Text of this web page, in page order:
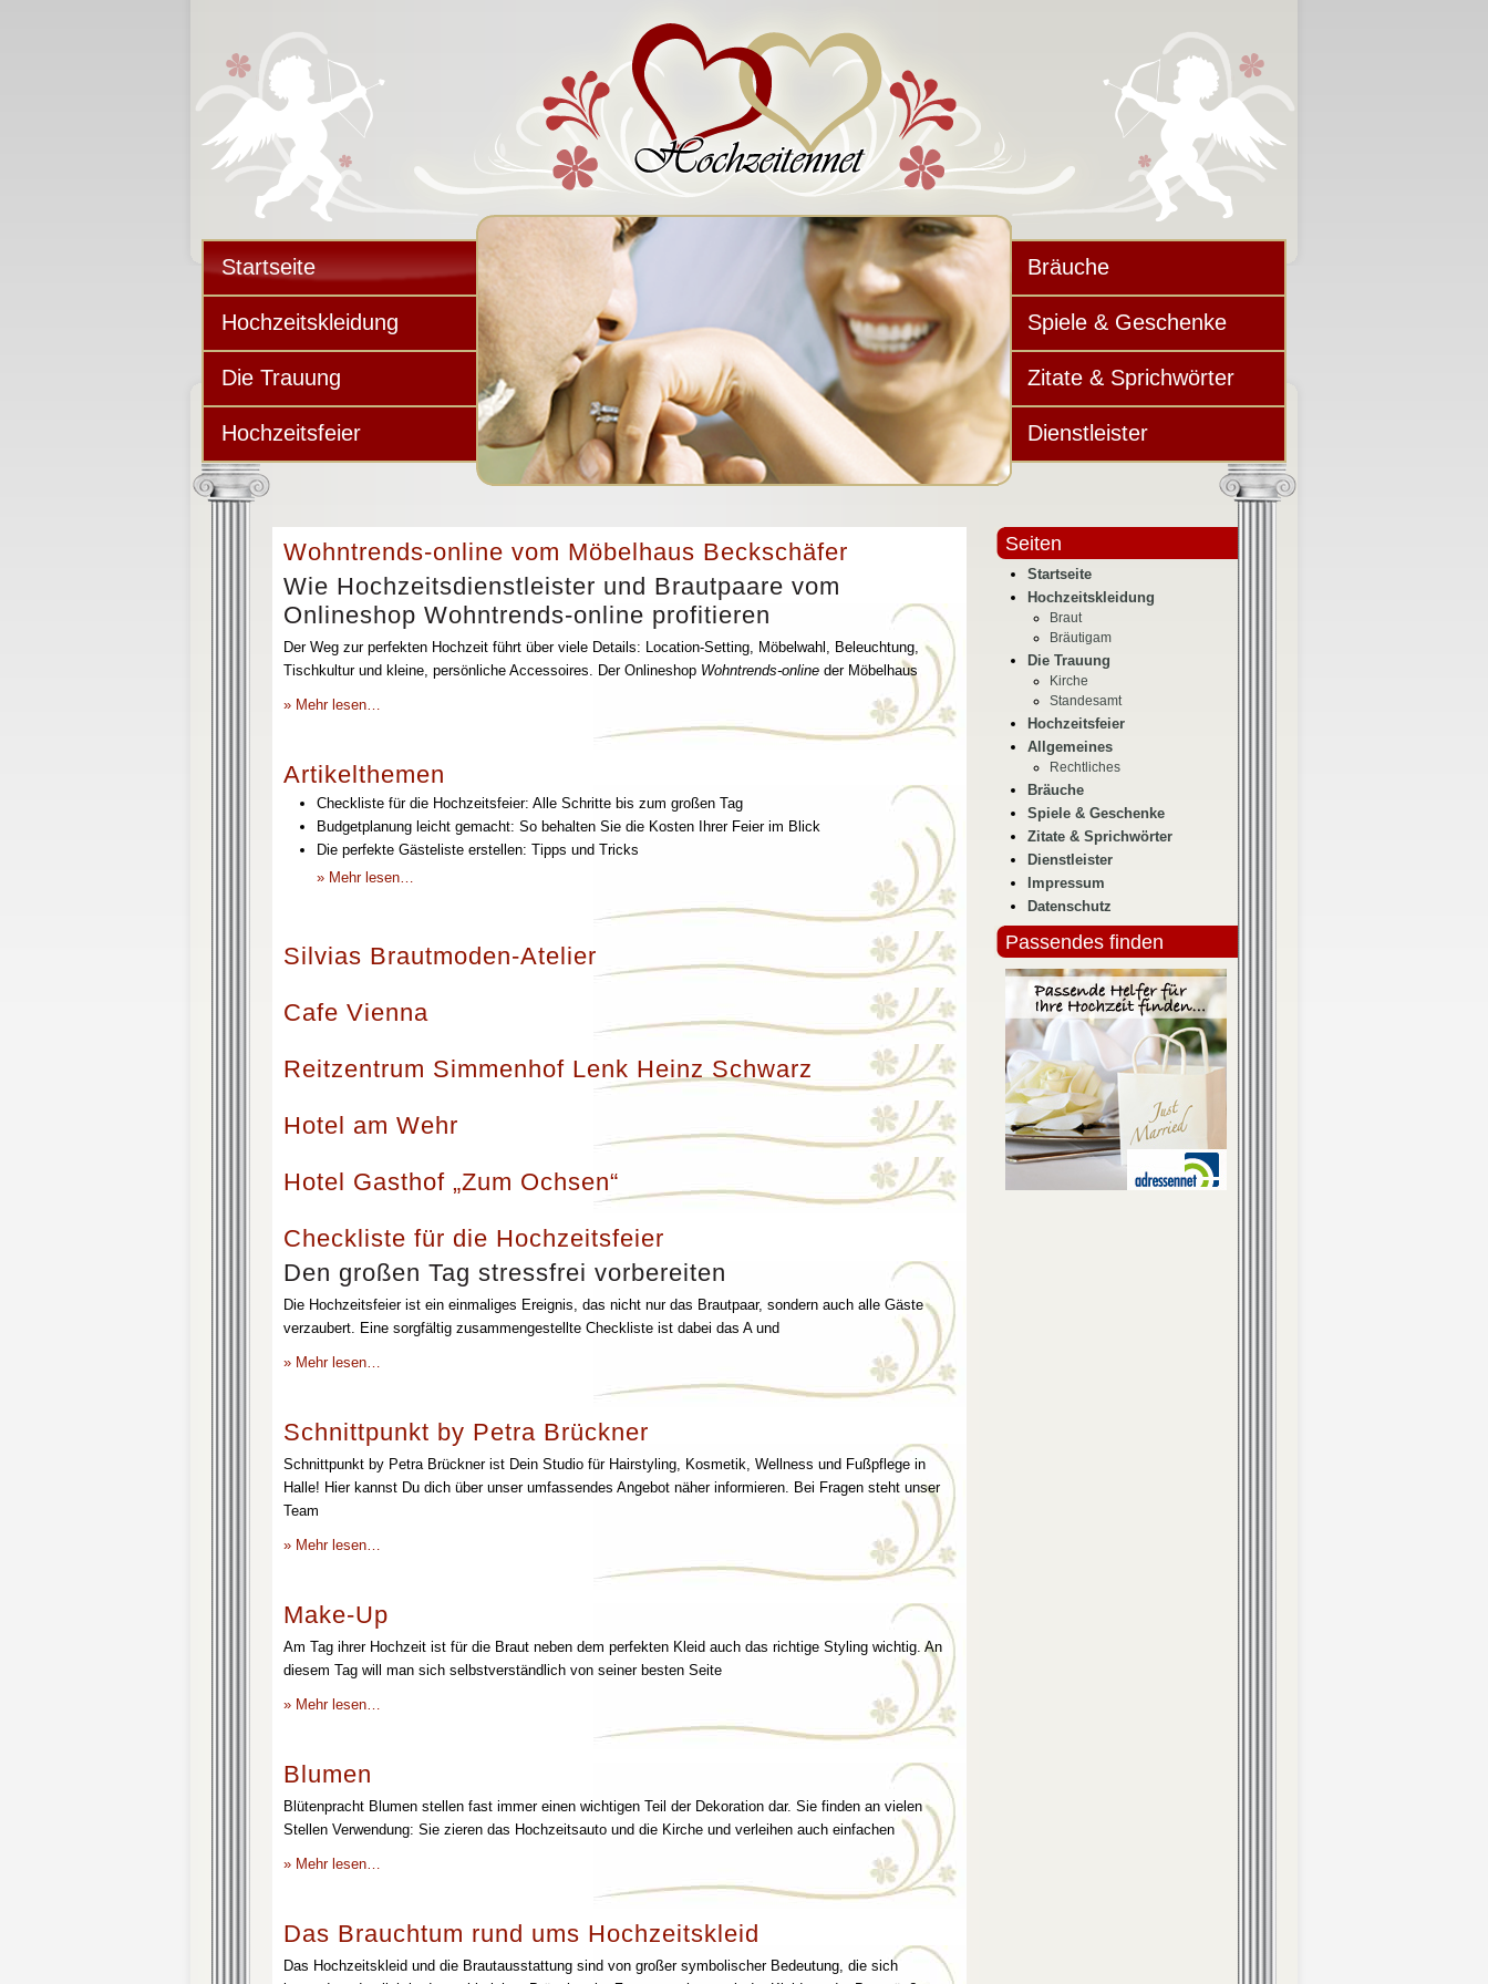
Startseite
Hochzeitskleidung
Die Trauung
Hochzeitsfeier
Bräuche
Spiele & Geschenke
Zitate & Sprichwörter
Dienstleister
Wohntrends-online vom Möbelhaus Beckschäfer
Wie Hochzeitsdienstleister und Brautpaare vom
Onlineshop Wohntrends-online profitieren
Der Weg zur perfekten Hochzeit führt über viele Details: Location-Setting, Möbelwahl, Beleuchtung,
Tischkultur und kleine, persönliche Accessoires. Der Onlineshop Wohntrends-online der Möbelhaus
» Mehr lesen…
Artikelthemen
Checkliste für die Hochzeitsfeier: Alle Schritte bis zum großen Tag
Budgetplanung leicht gemacht: So behalten Sie die Kosten Ihrer Feier im Blick
Die perfekte Gästeliste erstellen: Tipps und Tricks
» Mehr lesen…
Silvias Brautmoden-Atelier
Cafe Vienna
Reitzentrum Simmenhof Lenk Heinz Schwarz
Hotel am Wehr
Hotel Gasthof „Zum Ochsen“
Checkliste für die Hochzeitsfeier
Den großen Tag stressfrei vorbereiten
Die Hochzeitsfeier ist ein einmaliges Ereignis, das nicht nur das Brautpaar, sondern auch alle Gäste
verzaubert. Eine sorgfältig zusammengestellte Checkliste ist dabei das A und
» Mehr lesen…
Schnittpunkt by Petra Brückner
Schnittpunkt by Petra Brückner ist Dein Studio für Hairstyling, Kosmetik, Wellness und Fußpflege in
Halle! Hier kannst Du dich über unser umfassendes Angebot näher informieren. Bei Fragen steht unser
Team
» Mehr lesen…
Make-Up
Am Tag ihrer Hochzeit ist für die Braut neben dem perfekten Kleid auch das richtige Styling wichtig. An
diesem Tag will man sich selbstverständlich von seiner besten Seite
» Mehr lesen…
Blumen
Blütenpracht Blumen stellen fast immer einen wichtigen Teil der Dekoration dar. Sie finden an vielen
Stellen Verwendung: Sie zieren das Hochzeitsauto und die Kirche und verleihen auch einfachen
» Mehr lesen…
Das Brauchtum rund ums Hochzeitskleid
Das Hochzeitskleid und die Brautausstattung sind von großer symbolischer Bedeutung, die sich
Seiten
Startseite
Hochzeitskleidung
Braut
Bräutigam
Die Trauung
Kirche
Standesamt
Hochzeitsfeier
Allgemeines
Rechtliches
Bräuche
Spiele & Geschenke
Zitate & Sprichwörter
Dienstleister
Impressum
Datenschutz
Passendes finden